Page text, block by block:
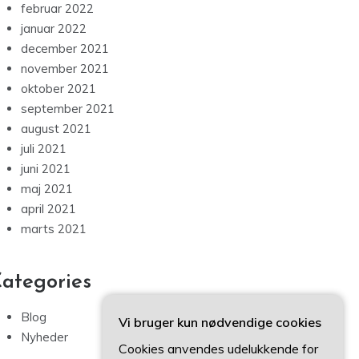
februar 2022
januar 2022
december 2021
november 2021
oktober 2021
september 2021
august 2021
juli 2021
juni 2021
maj 2021
april 2021
marts 2021
Blog
Nyheder
Vi bruger kun nødvendige cookies
Cookies anvendes udelukkende for